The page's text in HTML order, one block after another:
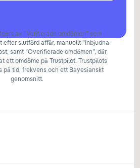
av ”Verifierade omdömen” som
efter slutförd affär, manuellt ”Inbjudna
samt ”Overifierade omdömen”, där
ett omdöme på Trustpilot. Trustpilots
på tid, frekvens och ett Bayesianskt
genomsnitt.